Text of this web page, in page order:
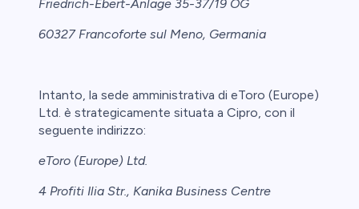
Friedrich-Ebert-Anlage 35-37/19 OG
60327 Francoforte sul Meno, Germania
Intanto, la sede amministrativa di eToro (Europe)
Ltd. è strategicamente situata a Cipro, con il
seguente indirizzo:
eToro (Europe) Ltd.
4 Profiti Ilia Str., Kanika Business Centre